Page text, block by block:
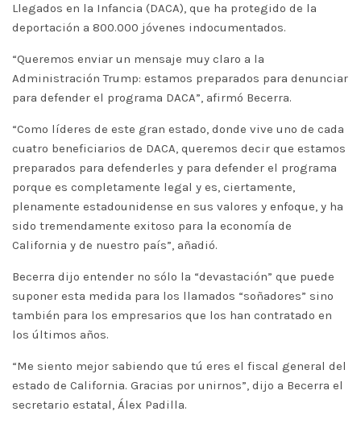
Llegados en la Infancia (DACA), que ha protegido de la
deportación a 800.000 jóvenes indocumentados.
“Queremos enviar un mensaje muy claro a la
Administración Trump: estamos preparados para denunciar
para defender el programa DACA”, afirmó Becerra.
“Como líderes de este gran estado, donde vive uno de cada
cuatro beneficiarios de DACA, queremos decir que estamos
preparados para defenderles y para defender el programa
porque es completamente legal y es, ciertamente,
plenamente estadounidense en sus valores y enfoque, y ha
sido tremendamente exitoso para la economía de
California y de nuestro país”, añadió.
Becerra dijo entender no sólo la “devastación” que puede
suponer esta medida para los llamados “soñadores” sino
también para los empresarios que los han contratado en
los últimos años.
“Me siento mejor sabiendo que tú eres el fiscal general del
estado de California. Gracias por unirnos”, dijo a Becerra el
secretario estatal, Álex Padilla.